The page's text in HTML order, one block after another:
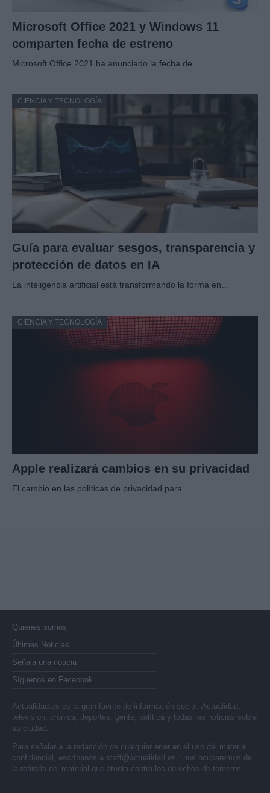
Microsoft Office 2021 y Windows 11
comparten fecha de estreno
Microsoft Office 2021 ha anunciado la fecha de…
CIENCIA Y TECNOLOGÍA
Guía para evaluar sesgos, transparencia y
protección de datos en IA
La inteligencia artificial está transformando la forma en…
CIENCIA Y TECNOLOGÍA
Apple realizará cambios en su privacidad
El cambio en las políticas de privacidad para…
Quienes somos
Últimas Noticias
Señala una noticia
Síguenos en Facebook
Actualidad.es es la gran fuente de información social. Actualidad,
televisión, crónica, deportes, gente, política y todas las noticias sobre
su ciudad.
Para señalar a la redacción de cualquier error en el uso del material
confidencial, escríbanos a staff@actualidad.es : nos ocuparemos de
la retirada del material que atenta contra los derechos de terceros.